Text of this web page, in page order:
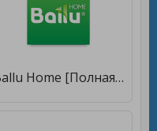
Ballu Home [Полная версия]